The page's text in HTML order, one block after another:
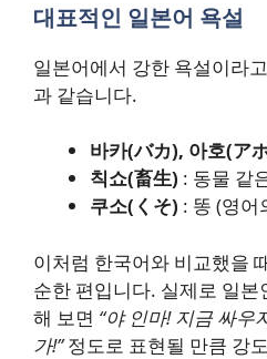
대표적인 일본어 욕설
일본어에서 강한 욕설이라
과 같습니다.
바카(バカ), 아호(ア
칙쇼(畜生) : 동물 같
쿠소(くそ) : 똥 (영어
이처럼 한국어와 비교했을
순한 편입니다. 실제로 일
해 보면 “야 인마! 지금 싸우
가!”정도로 표현될 만큼 강